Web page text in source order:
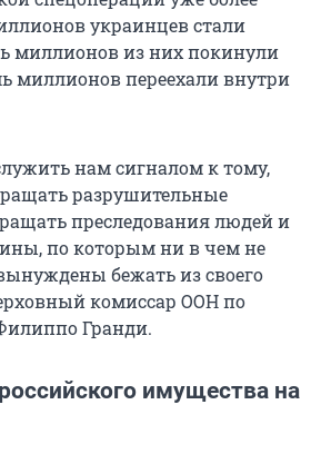
украинцев стали
миллионов из них покинули
миллионов переехали внутри
нам сигналом к тому,
разрушительные
преследования людей и
по которым ни в чем не
бежать из своего
комиссар ООН по
Гранди.
имущества на